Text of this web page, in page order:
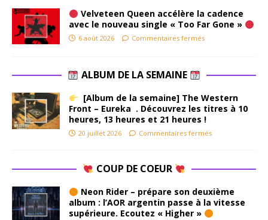
Velveteen Queen accélère la cadence
avec le nouveau single « Too Far Gone »
6 août 2026 Commentaires fermés
ALBUM DE LA SEMAINE
[Album de la semaine] The Western
Front – Eureka . Découvrez les titres à 10
heures, 13 heures et 21 heures !
20 juillet 2026 Commentaires fermés
COUP DE COEUR
Neon Rider – prépare son deuxième
album : l’AOR argentin passe à la vitesse
supérieure. Ecoutez « Higher »